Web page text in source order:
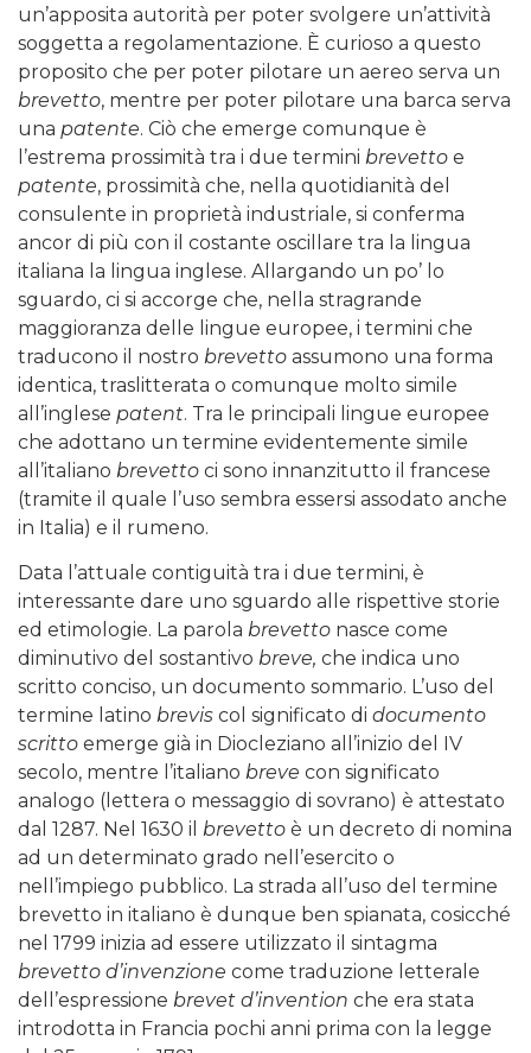
un’apposita autorità per poter svolgere un’attività
soggetta a regolamentazione. È curioso a questo
proposito che per poter pilotare un aereo serva un
brevetto, mentre per poter pilotare una barca serva
una patente. Ciò che emerge comunque è
l’estrema prossimità tra i due termini brevetto e
patente, prossimità che, nella quotidianità del
consulente in proprietà industriale, si conferma
ancor di più con il costante oscillare tra la lingua
italiana la lingua inglese. Allargando un po’ lo
sguardo, ci si accorge che, nella stragrande
maggioranza delle lingue europee, i termini che
traducono il nostro brevetto assumono una forma
identica, traslitterata o comunque molto simile
all’inglese patent. Tra le principali lingue europee
che adottano un termine evidentemente simile
all’italiano brevetto ci sono innanzitutto il francese
(tramite il quale l’uso sembra essersi assodato anche
in Italia) e il rumeno.
Data l’attuale contiguità tra i due termini, è
interessante dare uno sguardo alle rispettive storie
ed etimologie. La parola brevetto nasce come
diminutivo del sostantivo breve, che indica uno
scritto conciso, un documento sommario. L’uso del
termine latino brevis col significato di documento
scritto emerge già in Diocleziano all’inizio del IV
secolo, mentre l’italiano breve con significato
analogo (lettera o messaggio di sovrano) è attestato
dal 1287. Nel 1630 il brevetto è un decreto di nomina
ad un determinato grado nell’esercito o
nell’impiego pubblico. La strada all’uso del termine
brevetto in italiano è dunque ben spianata, cosicché
nel 1799 inizia ad essere utilizzato il sintagma
brevetto d’invenzione come traduzione letterale
dell’espressione brevet d’invention che era stata
introdotta in Francia pochi anni prima con la legge